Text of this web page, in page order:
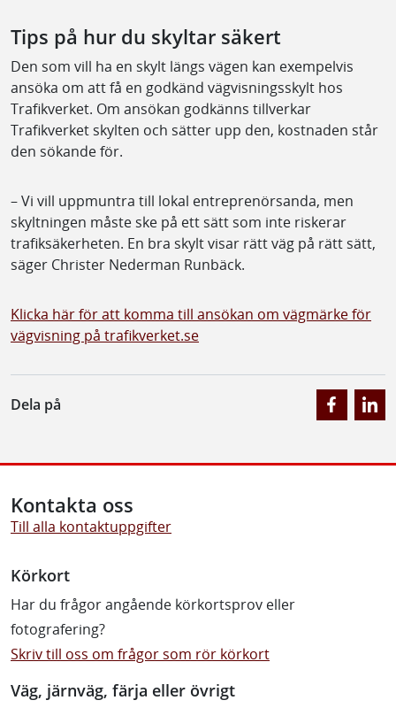
Tips på hur du skyltar säkert
Den som vill ha en skylt längs vägen kan exempelvis
ansöka om att få en godkänd vägvisningsskylt hos
Trafikverket. Om ansökan godkänns tillverkar
Trafikverket skylten och sätter upp den, kostnaden står
den sökande för.
– Vi vill uppmuntra till lokal entreprenörsanda, men
skyltningen måste ske på ett sätt som inte riskerar
trafiksäkerheten. En bra skylt visar rätt väg på rätt sätt,
säger Christer Nederman Runbäck.
Klicka här för att komma till ansökan om vägmärke för
vägvisning på trafikverket.se
Dela på
Kontakta oss
Till alla kontaktuppgifter
Körkort
Har du frågor angående körkortsprov eller
fotografering?
Skriv till oss om frågor som rör körkort
Väg, järnväg, färja eller övrigt